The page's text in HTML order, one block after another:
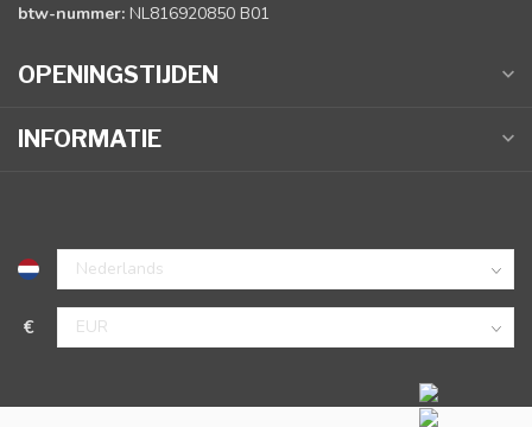
btw-nummer: NL816920850 B01
OPENINGSTIJDEN
INFORMATIE
€